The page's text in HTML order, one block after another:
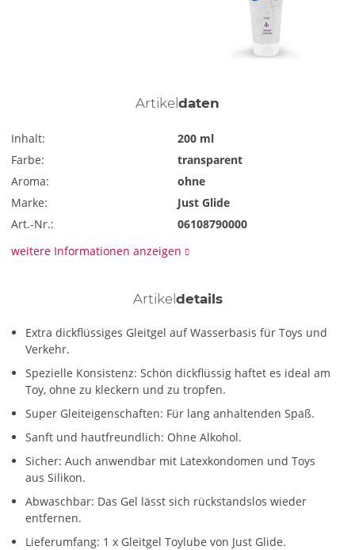
Artikeldaten
Inhalt:
200 ml
Farbe:
transparent
Aroma:
ohne
Marke:
Just Glide
Art.-Nr.:
06108790000
weitere Informationen anzeigen
Artikeldetails
Extra dickflüssiges Gleitgel auf Wasserbasis für Toys und
Verkehr.
Spezielle Konsistenz: Schön dickflüssig haftet es ideal am
Toy, ohne zu kleckern und zu tropfen.
Super Gleiteigenschaften: Für lang anhaltenden Spaß.
Sanft und hautfreundlich: Ohne Alkohol.
Sicher: Auch anwendbar mit Latexkondomen und Toys
aus Silikon.
Abwaschbar: Das Gel lässt sich rückstandslos wieder
entfernen.
Lieferumfang: 1 x Gleitgel Toylube von Just Glide.